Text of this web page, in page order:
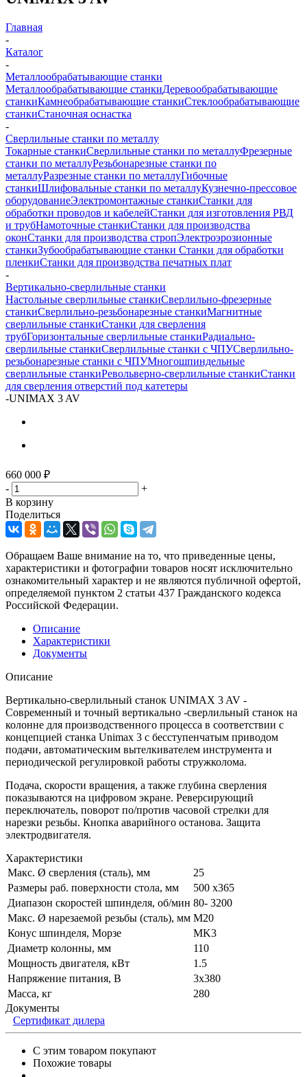
Главная
-
Каталог
-
Металлообрабатывающие станки
Металлообрабатывающие станкиДеревообрабатывающие
станкиКамнеобрабатывающие станкиСтеклообрабатывающие
станкиСтаночная оснастка
-
Сверлильные станки по металлу
Токарные станкиСверлильные станки по металлуФрезерные
станки по металлуРезьбонарезные станки по
металлуРазрезные станки по металлуГибочные
станкиШлифовальные станки по металлуКузнечно-прессовое
оборудованиеЭлектромонтажные станкиСтанки для
обработки проводов и кабелейСтанки для изготовления РВД
и трубНамоточные станкиСтанки для производства
оконСтанки для производства стропЭлектроэрозионные
станкиЗубообрабатывающие станки Станки для обработки
пленкиСтанки для производства печатных плат
-
Вертикально-сверлильные станки
Настольные сверлильные станкиСверлильно-фрезерные
станкиСверлильно-резьбонарезные станкиМагнитные
сверлильные станкиСтанки для сверления
трубГоризонтальные сверлильные станкиРадиально-
сверлильные станкиСверлильные станки с ЧПУСверлильно-
резьбонарезные станки с ЧПУМногошпиндельные
сверлильные станкиРевольверно-сверлильные станкиСтанки
для сверления отверстий под катетеры
-UNIMAX 3 AV
660 000 ₽
-
+
В корзину
Поделиться
Обращаем Ваше внимание на то, что приведенные цены,
характеристики и фотографии товаров носят исключительно
ознакомительный характер и не являются публичной офертой,
определяемой пунктом 2 статьи 437 Гражданского кодекса
Российской Федерации.
Описание
Характеристики
Документы
Описание
Вертикально-сверлильный станок UNIMAX 3 AV -
Современный и точный вертикально -сверлильный станок на
колонне для производственного процесса в соответствии с
концепцией станка Unimax 3 с бесступенчатым приводом
подачи, автоматическим вытелкивателем инструмента и
периодической регулировкой работы стружколома.
Подача, скорости вращения, а также глубина сверления
показываются на цифровом экране. Реверсирующий
переключатель, поворот по/против часовой стрелки для
нарезки резьбы. Кнопка аварийного останова. Защита
электродвигателя.
Характеристики
Макс. Ø сверления (сталь), мм
25
Размеры раб. поверхности стола, мм
500 x365
Диапазон скоростей шпинделя, об/мин 80- 3200
Макс. Ø нарезаемой резьбы (сталь), мм М20
Конус шпинделя, Морзе
MK3
Диаметр колонны, мм
110
Мощность двигателя, кВт
1.5
Напряжение питания, В
3x380
Масса, кг
280
Документы
Сертификат дилера
С этим товаром покупают
Похожие товары